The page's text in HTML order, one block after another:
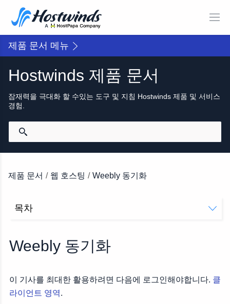
제품 문서 메뉴
Hostwinds 제품 문서
잠재력을 극대화 할 수있는 도구 및 지침 Hostwinds 제품 및 서비스
경험.
제품 문서 / 웹 호스팅 / Weebly 동기화
목차
Weebly 동기화
이 기사를 최대한 활용하려면 다음에 로그인해야합니다. 클
라이언트 영역.